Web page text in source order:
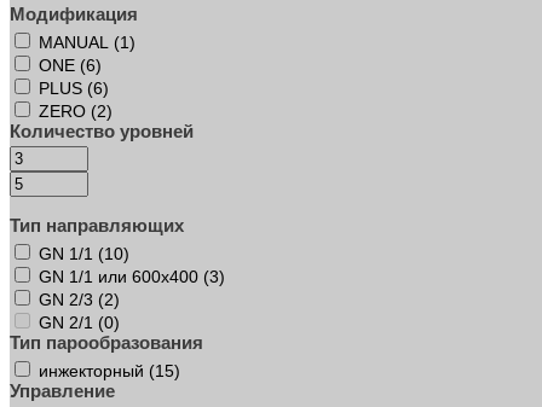
Модификация
MANUAL (1)
ONE (6)
PLUS (6)
ZERO (2)
Количество уровней
Тип направляющих
GN 1/1 (10)
GN 1/1 или 600х400 (3)
GN 2/3 (2)
GN 2/1 (0)
Тип парообразования
инжекторный (15)
Управление